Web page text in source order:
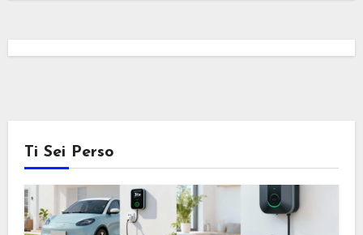
Ti Sei Perso